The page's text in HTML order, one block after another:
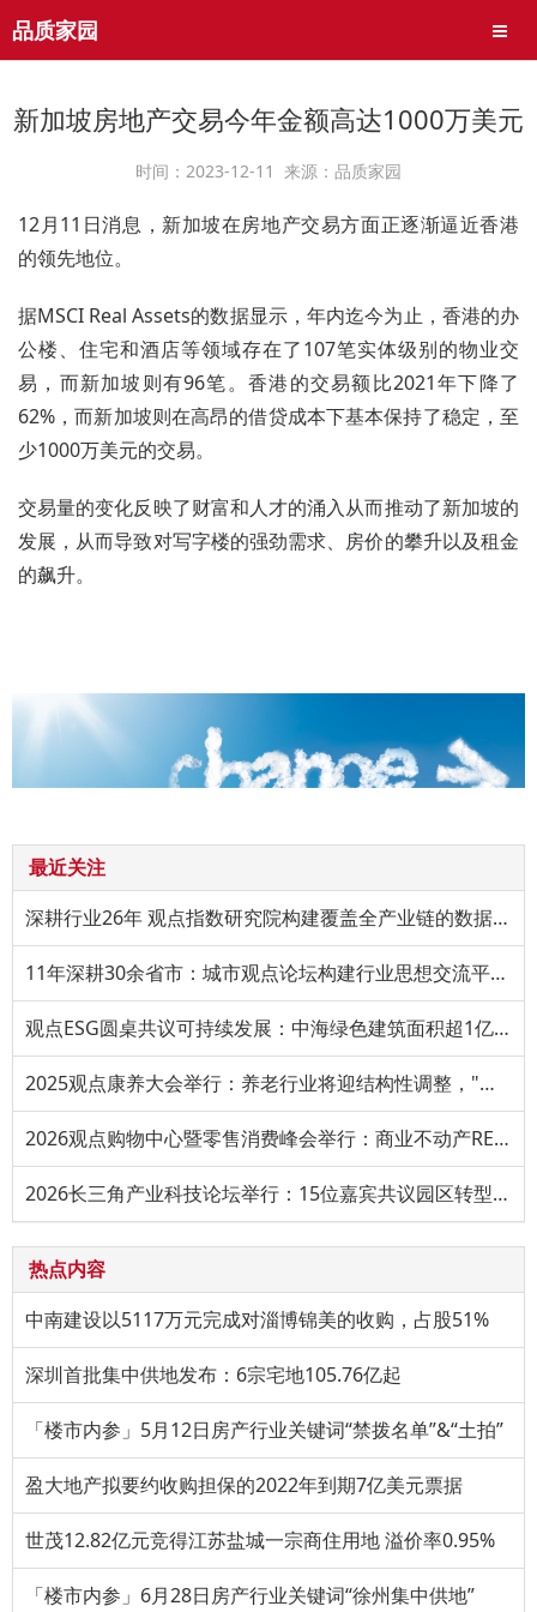
品质家园 导航
新加坡房地产交易今年金额高达1000万美元
时间：2023-12-11 来源：品质家园
12月11日消息，新加坡在房地产交易方面正逐渐逼近香港
的领先地位。
据MSCI Real Assets的数据显示，年内迄今为止，香港的办
公楼、住宅和酒店等领域存在了107笔实体级别的物业交
易，而新加坡则有96笔。香港的交易额比2021年下降了
62%，而新加坡则在高昂的借贷成本下基本保持了稳定，至
少1000万美元的交易。
交易量的变化反映了财富和人才的涌入从而推动了新加坡的
发展，从而导致对写字楼的强劲需求、房价的攀升以及租金
的飙升。
最近关注
深耕行业26年 观点指数研究院构建覆盖全产业链的数据研究体系
11年深耕30余省市：城市观点论坛构建行业思想交流平台，年度
观点ESG圆桌共议可持续发展：中海绿色建筑面积超1亿平方米，低
2025观点康养大会举行：养老行业将迎结构性调整，"备老""享老
2026观点购物中心暨零售消费峰会举行：商业不动产REITs推进大幅
2026长三角产业科技论坛举行：15位嘉宾共议园区转型、AI赋能与
热点内容
中南建设以5117万元完成对淄博锦美的收购，占股51%
深圳首批集中供地发布：6宗宅地105.76亿起
「楼市内参」5月12日房产行业关键词“禁拨名单”&“土拍”
盈大地产拟要约收购担保的2022年到期7亿美元票据
世茂12.82亿元竞得江苏盐城一宗商住用地 溢价率0.95%
「楼市内参」6月28日房产行业关键词“徐州集中供地”